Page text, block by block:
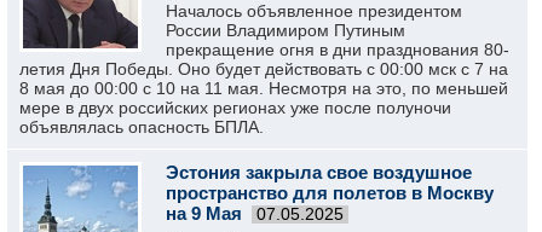
Началось объявленное президентом
России Владимиром Путиным
прекращение огня в дни празднования 80-
летия Дня Победы. Оно будет действовать с 00:00 мск с 7 на
8 мая до 00:00 с 10 на 11 мая. Несмотря на это, по меньшей
мере в двух российских регионах уже после полуночи
объявлялась опасность БПЛА.
Эстония закрыла свое воздушное
пространство для полетов в Москву
на 9 Мая
07.05.2025